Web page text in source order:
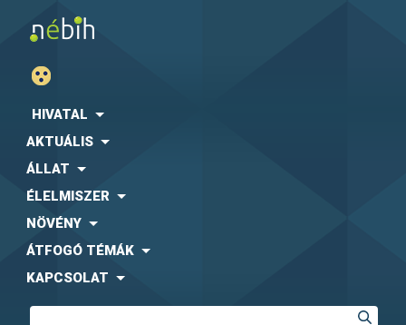
HIVATAL
AKTUÁLIS
ÁLLAT
ÉLELMISZER
NÖVÉNY
ÁTFOGÓ TÉMÁK
KAPCSOLAT